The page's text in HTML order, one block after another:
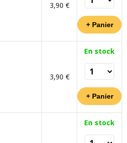
3,90 €
3,90 €
En stock
En stock